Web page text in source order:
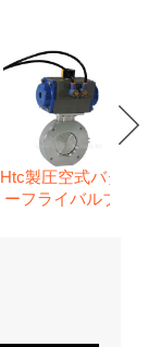
Htc製圧空式バタ
ーフライバルブ